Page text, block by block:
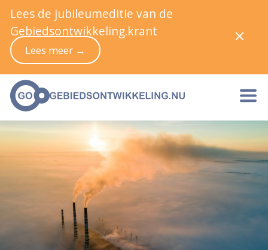
Lees de jubileumeditie van de
Gebiedsontwikkeling.krant
Lees meer →